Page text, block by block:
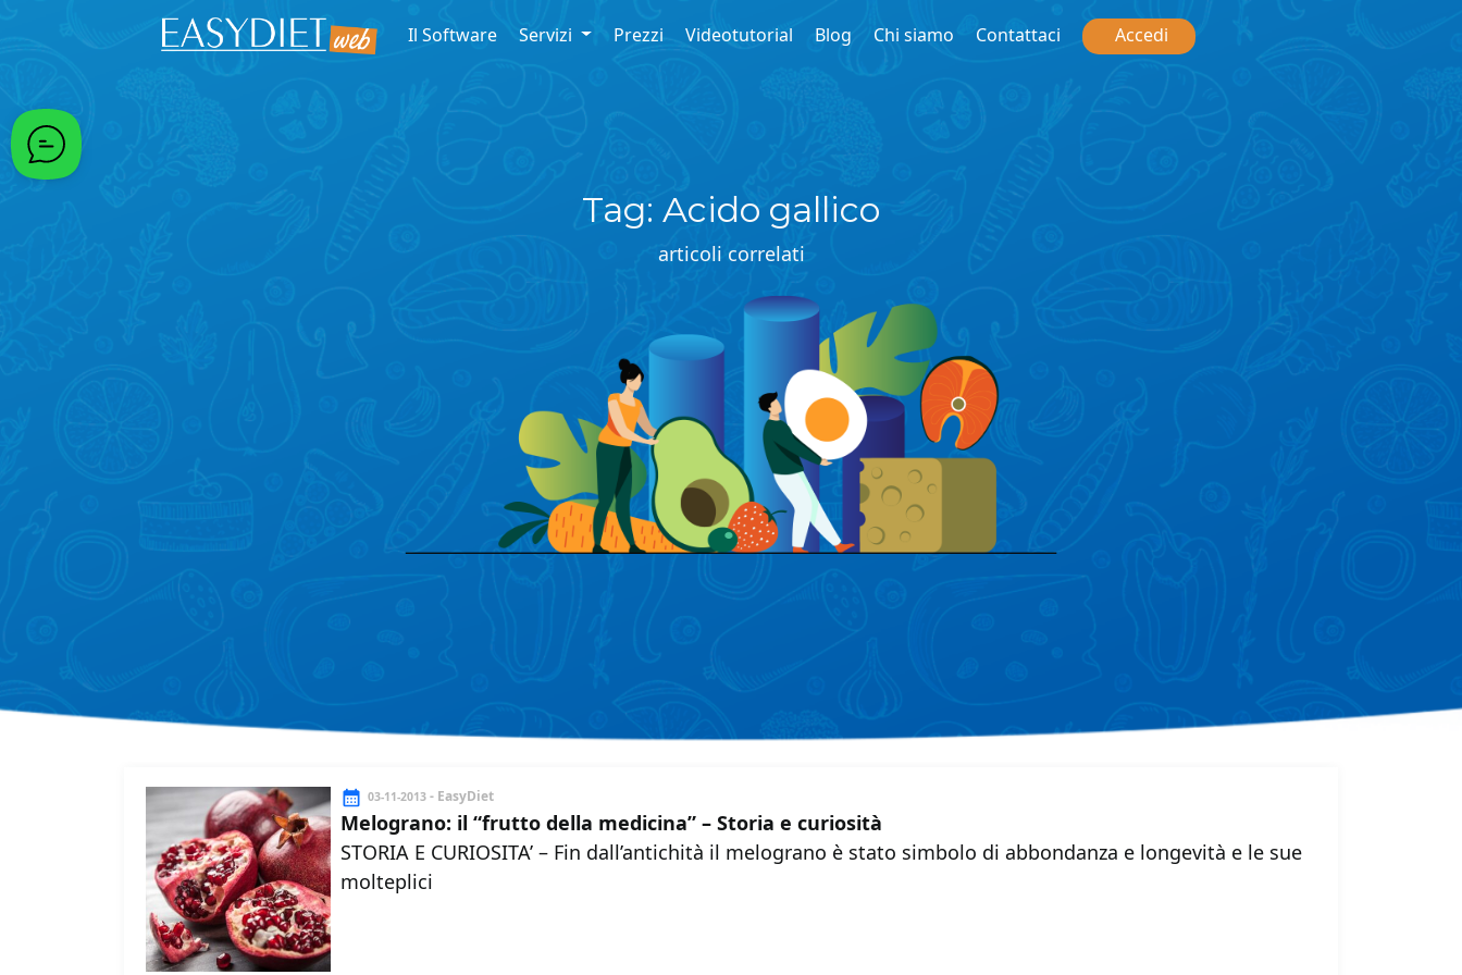
Passa al contenuto principale
Il Software
Servizi Prezzi Videotutorial Blog Chi siamo Contattaci Accedi
Tag: Acido gallico
articoli correlati
03-11-2013 - EasyDiet
Melograno: il “frutto della medicina” – Storia e curiosità
STORIA E CURIOSITA’ – Fin dall’antichità il melograno è stato simbolo di abbondanza e longevità e le sue
molteplici